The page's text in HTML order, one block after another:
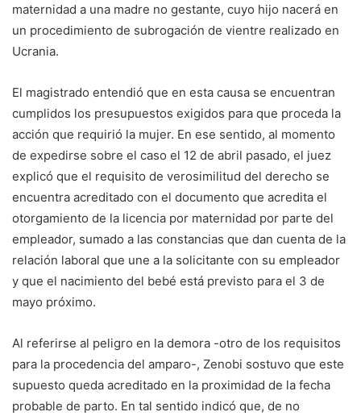
maternidad a una madre no gestante, cuyo hijo nacerá en
un procedimiento de subrogación de vientre realizado en
Ucrania.
El magistrado entendió que en esta causa se encuentran
cumplidos los presupuestos exigidos para que proceda la
acción que requirió la mujer. En ese sentido, al momento
de expedirse sobre el caso el 12 de abril pasado, el juez
explicó que el requisito de verosimilitud del derecho se
encuentra acreditado con el documento que acredita el
otorgamiento de la licencia por maternidad por parte del
empleador, sumado a las constancias que dan cuenta de la
relación laboral que une a la solicitante con su empleador
y que el nacimiento del bebé está previsto para el 3 de
mayo próximo.
Al referirse al peligro en la demora -otro de los requisitos
para la procedencia del amparo-, Zenobi sostuvo que este
supuesto queda acreditado en la proximidad de la fecha
probable de parto. En tal sentido indicó que, de no